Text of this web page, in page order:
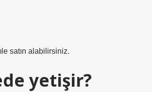
satın alabilirsiniz.
yetişir?